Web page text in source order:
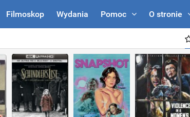
Filmoskop Wydania Pomoc O stronie